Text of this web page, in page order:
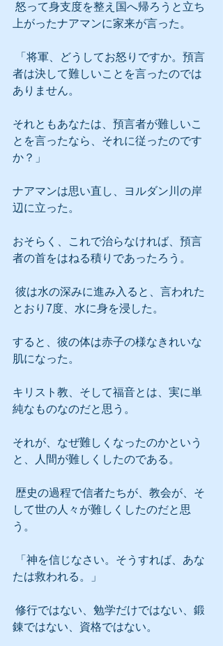
上がったナアマンに家来が言った。
者は決して難しいことを言ったのでは
ありません。
それともあなたは、預言者が難しいこ
とを言ったなら、それに従ったのです
か？」
ナアマンは思い直し、ヨルダン川の岸
辺に立った。
おそらく、これで治らなければ、預言
者の首をはねる積りであったろう。
とおり7度、水に身を浸した。
すると、彼の体は赤子の様なきれいな
肌になった。
キリスト教、そして福音とは、実に単
純なものなのだと思う。
それが、なぜ難しくなったのかという
と、人間が難しくしたのである。
して世の人々が難しくしたのだと思
う。
たは救われる。」
錬ではない、資格ではない。